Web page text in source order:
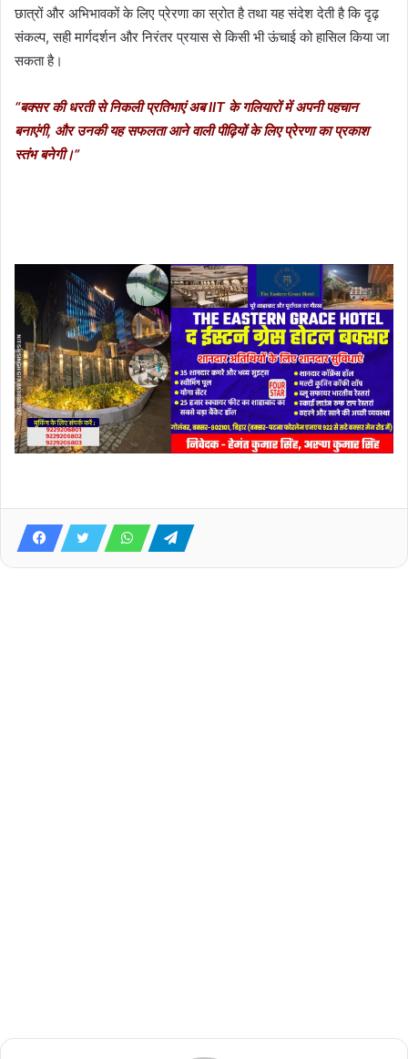
छात्रों और अभिभावकों के लिए प्रेरणा का स्रोत है तथा यह संदेश देती है कि दृढ़
संकल्प, सही मार्गदर्शन और निरंतर प्रयास से किसी भी ऊंचाई को हासिल किया जा
सकता है।
“बक्सर की धरती से निकली प्रतिभाएं अब IIT के गलियारों में अपनी पहचान
बनाएंगी, और उनकी यह सफलता आने वाली पीढ़ियों के लिए प्रेरणा का प्रकाश
स्तंभ बनेगी।”